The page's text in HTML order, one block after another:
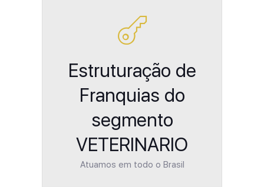
Estruturação de
Franquias do
segmento
VETERINARIO
Atuamos em todo o Brasil